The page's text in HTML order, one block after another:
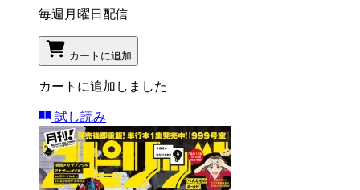
毎週月曜日配信
カートに追加
カートに追加しました
試し読み